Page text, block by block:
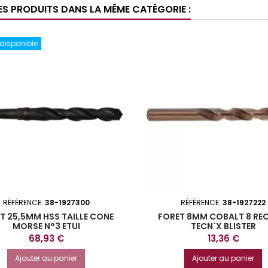
PRODUITS DANS LA MÊME CATÉGORIE :
RÉFÉRENCE: 38-1927300
25,5MM HSS TAILLE CONE
MORSE N°3 ETUI
Prix
68,93 €
Ajouter au panier
RÉFÉRENCE: 38-1927222
FORET 8MM COBALT 8
TECN`X BLISTER
Prix
13,36 €
Ajouter au panier